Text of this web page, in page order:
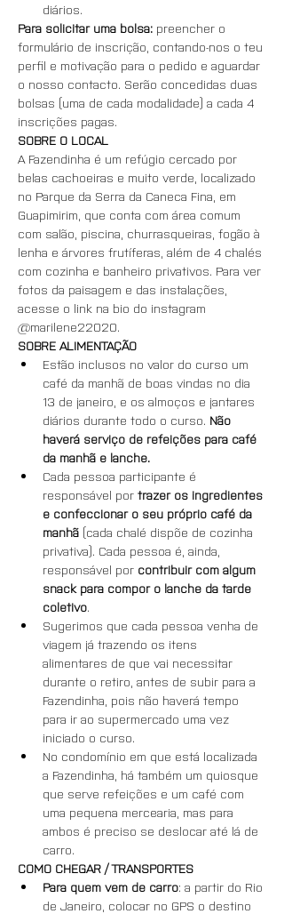
diários.
Para solicitar uma bolsa: preencher o
formulário de inscrição, contando-nos o teu
perfil e motivação para o pedido e aguardar
o nosso contacto. Serão concedidas duas
bolsas (uma de cada modalidade) a cada 4
inscrições pagas.
SOBRE O LOCAL
A Fazendinha é um refúgio cercado por
belas cachoeiras e muito verde, localizado
no Parque da Serra da Caneca Fina, em
Guapimirim, que conta com área comum
com salão, piscina, churrasqueiras, fogão à
lenha e árvores frutíferas, além de 4 chalés
com cozinha e banheiro privativos. Para ver
fotos da paisagem e das instalações,
acesse o link na bio do instagram
@marilene22020.
SOBRE ALIMENTAÇÃO
Estão inclusos no valor do curso um
café da manhã de boas vindas no dia
13 de janeiro, e os almoços e jantares
diários durante todo o curso. Não
haverá serviço de refeições para café
da manhã e lanche.
Cada pessoa participante é
responsável por trazer os ingredientes
e confeccionar o seu próprio café da
manhã (cada chalé dispõe de cozinha
privativa). Cada pessoa é, ainda,
responsável por contribuir com algum
snack para compor o lanche da tarde
coletivo.
Sugerimos que cada pessoa venha de
viagem já trazendo os itens
alimentares de que vai necessitar
durante o retiro, antes de subir para a
Fazendinha, pois não haverá tempo
para ir ao supermercado uma vez
iniciado o curso.
No condomínio em que está localizada
a Fazendinha, há também um quiosque
que serve refeições e um café com
uma pequena mercearia, mas para
ambos é preciso se deslocar até lá de
carro.
COMO CHEGAR / TRANSPORTES
Para quem vem de carro: a partir do Rio
de Janeiro, colocar no GPS o destino